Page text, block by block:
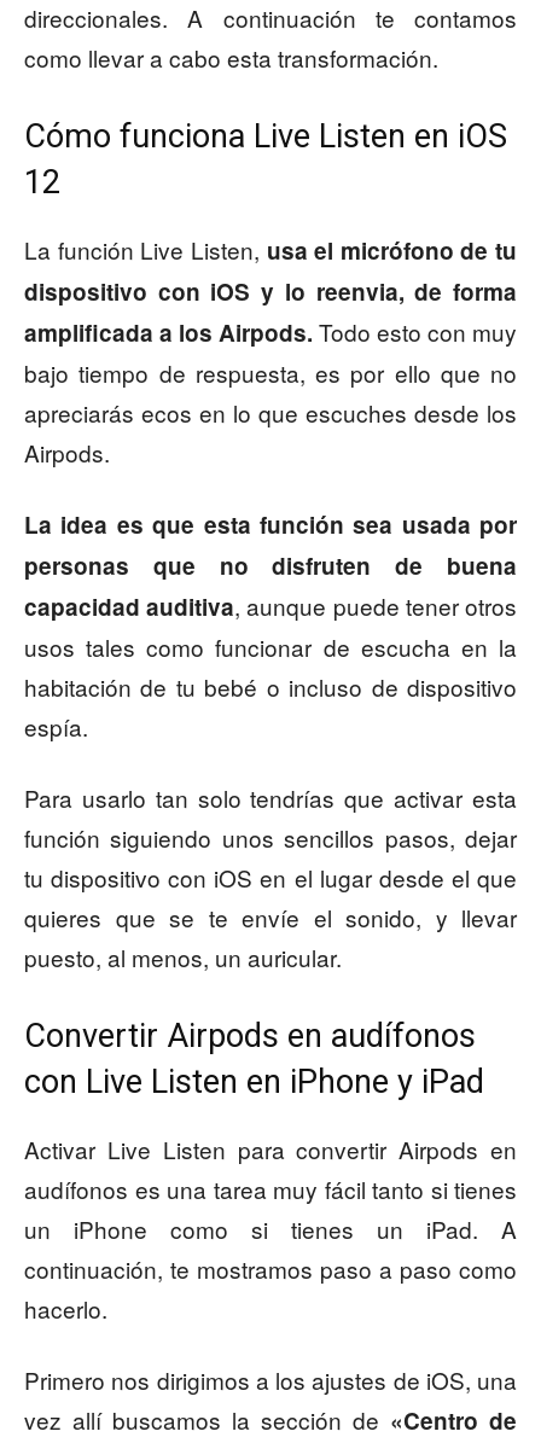
direccionales. A continuación te contamos
como llevar a cabo esta transformación.
Cómo funciona Live Listen en iOS
12
La función Live Listen, usa el micrófono de tu
dispositivo con iOS y lo reenvia, de forma
amplificada a los Airpods. Todo esto con muy
bajo tiempo de respuesta, es por ello que no
apreciarás ecos en lo que escuches desde los
Airpods.
La idea es que esta función sea usada por
personas que no disfruten de buena
capacidad auditiva, aunque puede tener otros
usos tales como funcionar de escucha en la
habitación de tu bebé o incluso de dispositivo
espía.
Para usarlo tan solo tendrías que activar esta
función siguiendo unos sencillos pasos, dejar
tu dispositivo con iOS en el lugar desde el que
quieres que se te envíe el sonido, y llevar
puesto, al menos, un auricular.
Convertir Airpods en audífonos
con Live Listen en iPhone y iPad
Activar Live Listen para convertir Airpods en
audífonos es una tarea muy fácil tanto si tienes
un iPhone como si tienes un iPad. A
continuación, te mostramos paso a paso como
hacerlo.
Primero nos dirigimos a los ajustes de iOS, una
vez allí buscamos la sección de «Centro de